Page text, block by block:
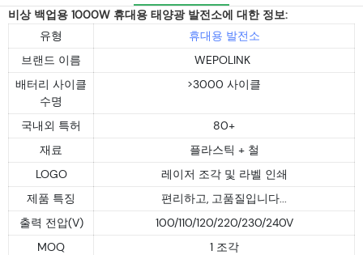
비상 백업용 1000W 휴대용 태양광 발전소에 대한 정보:
유형
휴대용 발전소
브랜드 이름
WEPOLINK
배터리 사이클
수명
>3000 사이클
국내외 특허
80+
재료
플라스틱 + 철
LOGO
레이저 조각 및 라벨 인쇄
제품 특징
편리하고, 고품질입니다...
출력 전압(V)
100/110/120/220/230/240V
MOQ
1 조각